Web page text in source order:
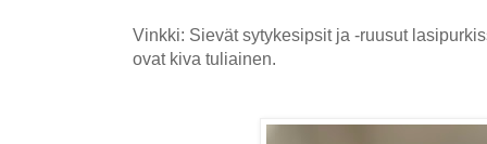
Vinkki: Sievät sytykesipsit ja -ruusut
ovat kiva tuliainen.